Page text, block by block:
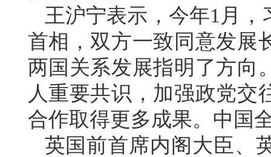
王沪宁表示，今年1月
首相，双方一致同意发展
两国关系发展指明了方向
人重要共识，加强政党交
合作取得更多成果。中国
英国前首席内阁大臣、